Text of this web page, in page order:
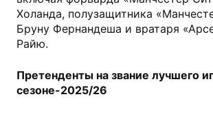
Холанда, полузащитника
Бруну Фернандеша и вратаря
Райю.
Претенденты на звание лучшего
сезоне-2025/26